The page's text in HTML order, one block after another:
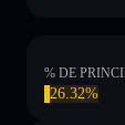
% DE
26.32%